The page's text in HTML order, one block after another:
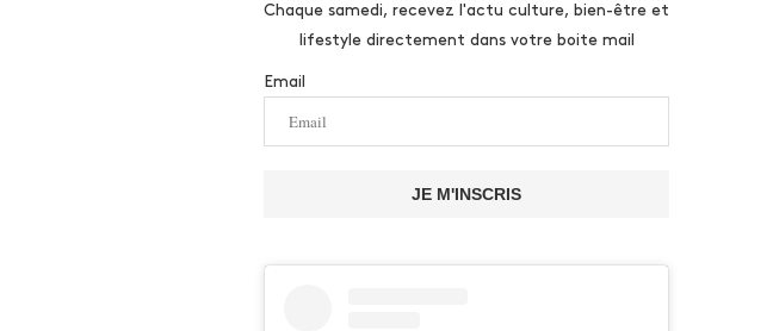
Chaque samedi, recevez l'actu culture, bien-être et
lifestyle directement dans votre boite mail
Email
JE M'INSCRIS